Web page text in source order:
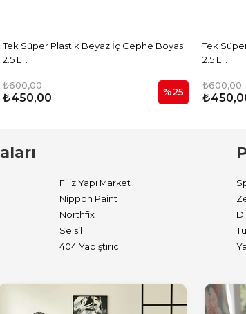
Tek Süper Plastik Beyaz İç Cephe Boyası
2.5 LT.
₺600,00
₺450,00 %25
Tek
2.5 LT.
₺600,00
Filiz Yapı Market
Nippon Paint
Northfix
Selsil
404 Yapıştırıcı